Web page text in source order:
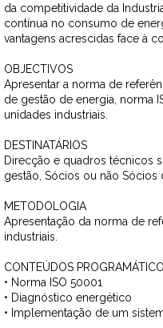
da competitividade da
contínua no consumo de
vantagens acrescidas face à
OBJECTIVOS
Apresentar a norma de
de gestão de energia, norma
unidades industriais.
DESTINATÁRIOS
Direcção e quadros técnicos
gestão, Sócios ou não Sócios
METODOLOGIA
Apresentação da norma de
industriais.
CONTEÚDOS
• Norma ISO 50001
• Diagnóstico energético
• Implementação de um